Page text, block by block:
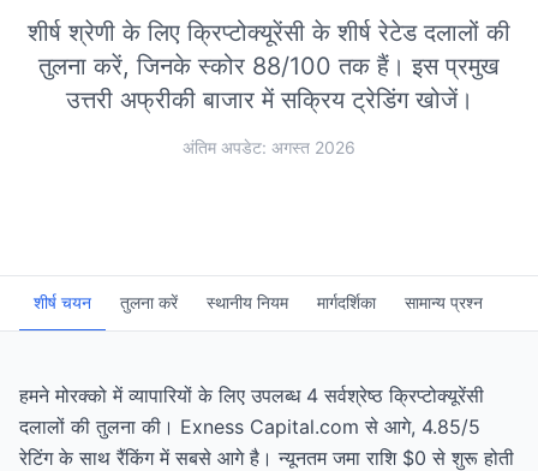
शीर्ष श्रेणी के लिए क्रिप्टोक्यूरेंसी के शीर्ष रेटेड दलालों की
तुलना करें, जिनके स्कोर 88/100 तक हैं। इस प्रमुख
उत्तरी अफ्रीकी बाजार में सक्रिय ट्रेडिंग खोजें।
अंतिम अपडेट: अगस्त 2026
शीर्ष चयन तुलना करें स्थानीय नियम मार्गदर्शिका सामान्य प्रश्न
हमने मोरक्को में व्यापारियों के लिए उपलब्ध 4 सर्वश्रेष्ठ क्रिप्टोक्यूरेंसी
दलालों की तुलना की। Exness Capital.com से आगे, 4.85/5
रेटिंग के साथ रैंकिंग में सबसे आगे है। न्यूनतम जमा राशि $0 से शुरू होती